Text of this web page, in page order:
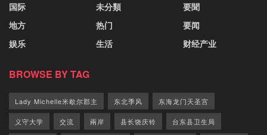
国际
地方
娱乐
未分類
热门
生活
要聞
要闻
财经产业
BROWSE BY TAG
Lady Michelle米歇尔郡主 东北季风 东海龙门天圣宫
义守大学 交流 兩岸 县长饶庆铃 台东县卫生局